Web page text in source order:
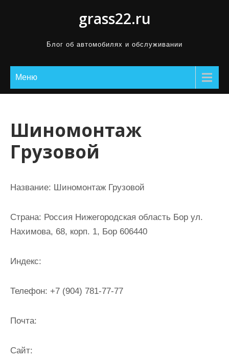
а
grass22.ru
Блог об автомобилях и обслуживании
Меню
Шиномонтаж
Грузовой
Название: Шиномонтаж Грузовой
Страна: Россия Нижегородская область Бор ул.
Нахимова, 68, корп. 1, Бор 606440
Индекс:
Телефон: +7 (904) 781-77-77
Почта:
Cайт: